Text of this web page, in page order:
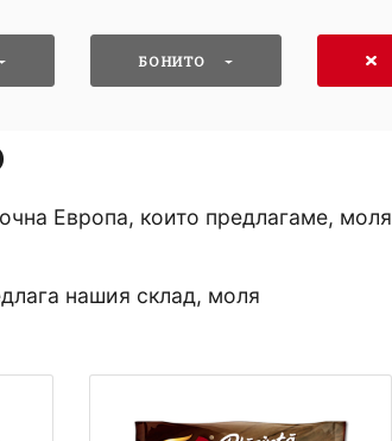
БОНИТО
Европа, които предлагаме, моля
нашия склад, моля